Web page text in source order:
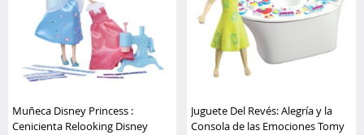
Muñeca Disney Princess :
Cenicienta Relooking Disney
Juguete Del Revés: Alegría y la
Consola de las Emociones Tomy